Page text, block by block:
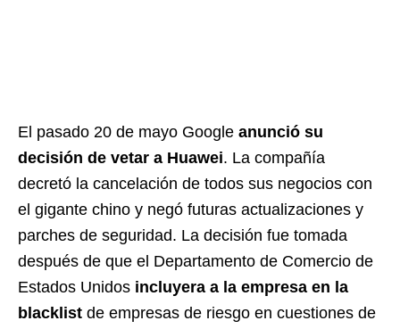
El pasado 20 de mayo Google anunció su
decisión de vetar a Huawei. La compañía
decretó la cancelación de todos sus negocios con
el gigante chino y negó futuras actualizaciones y
parches de seguridad. La decisión fue tomada
después de que el Departamento de Comercio de
Estados Unidos incluyera a la empresa en la
blacklist de empresas de riesgo en cuestiones de